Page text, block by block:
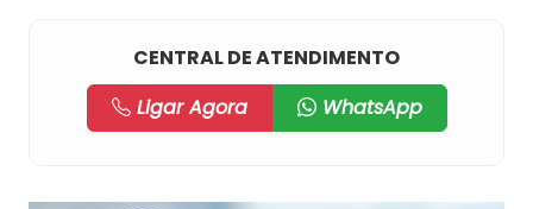
CENTRAL DE ATENDIMENTO
Ligar Agora
WhatsApp